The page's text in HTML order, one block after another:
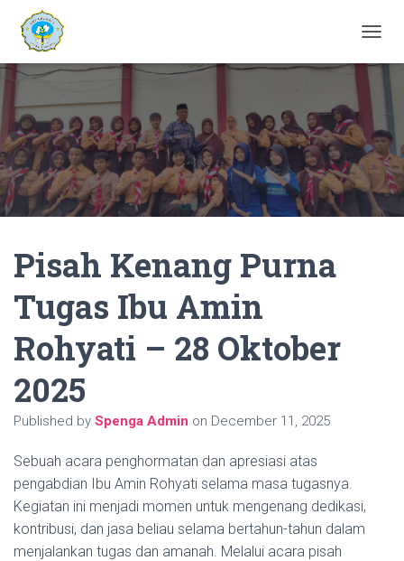
O
G
E
N
A
I
G
Pisah Kenang Purna
Tugas Ibu Amin
Rohyati – 28 Oktober
2025
Published by Spenga Admin on December 11, 2025
Sebuah acara penghormatan dan apresiasi atas
pengabdian Ibu Amin Rohyati selama masa tugasnya.
Kegiatan ini menjadi momen untuk mengenang dedikasi,
kontribusi, dan jasa beliau selama bertahun-tahun dalam
menjalankan tugas dan amanah. Melalui acara pisah